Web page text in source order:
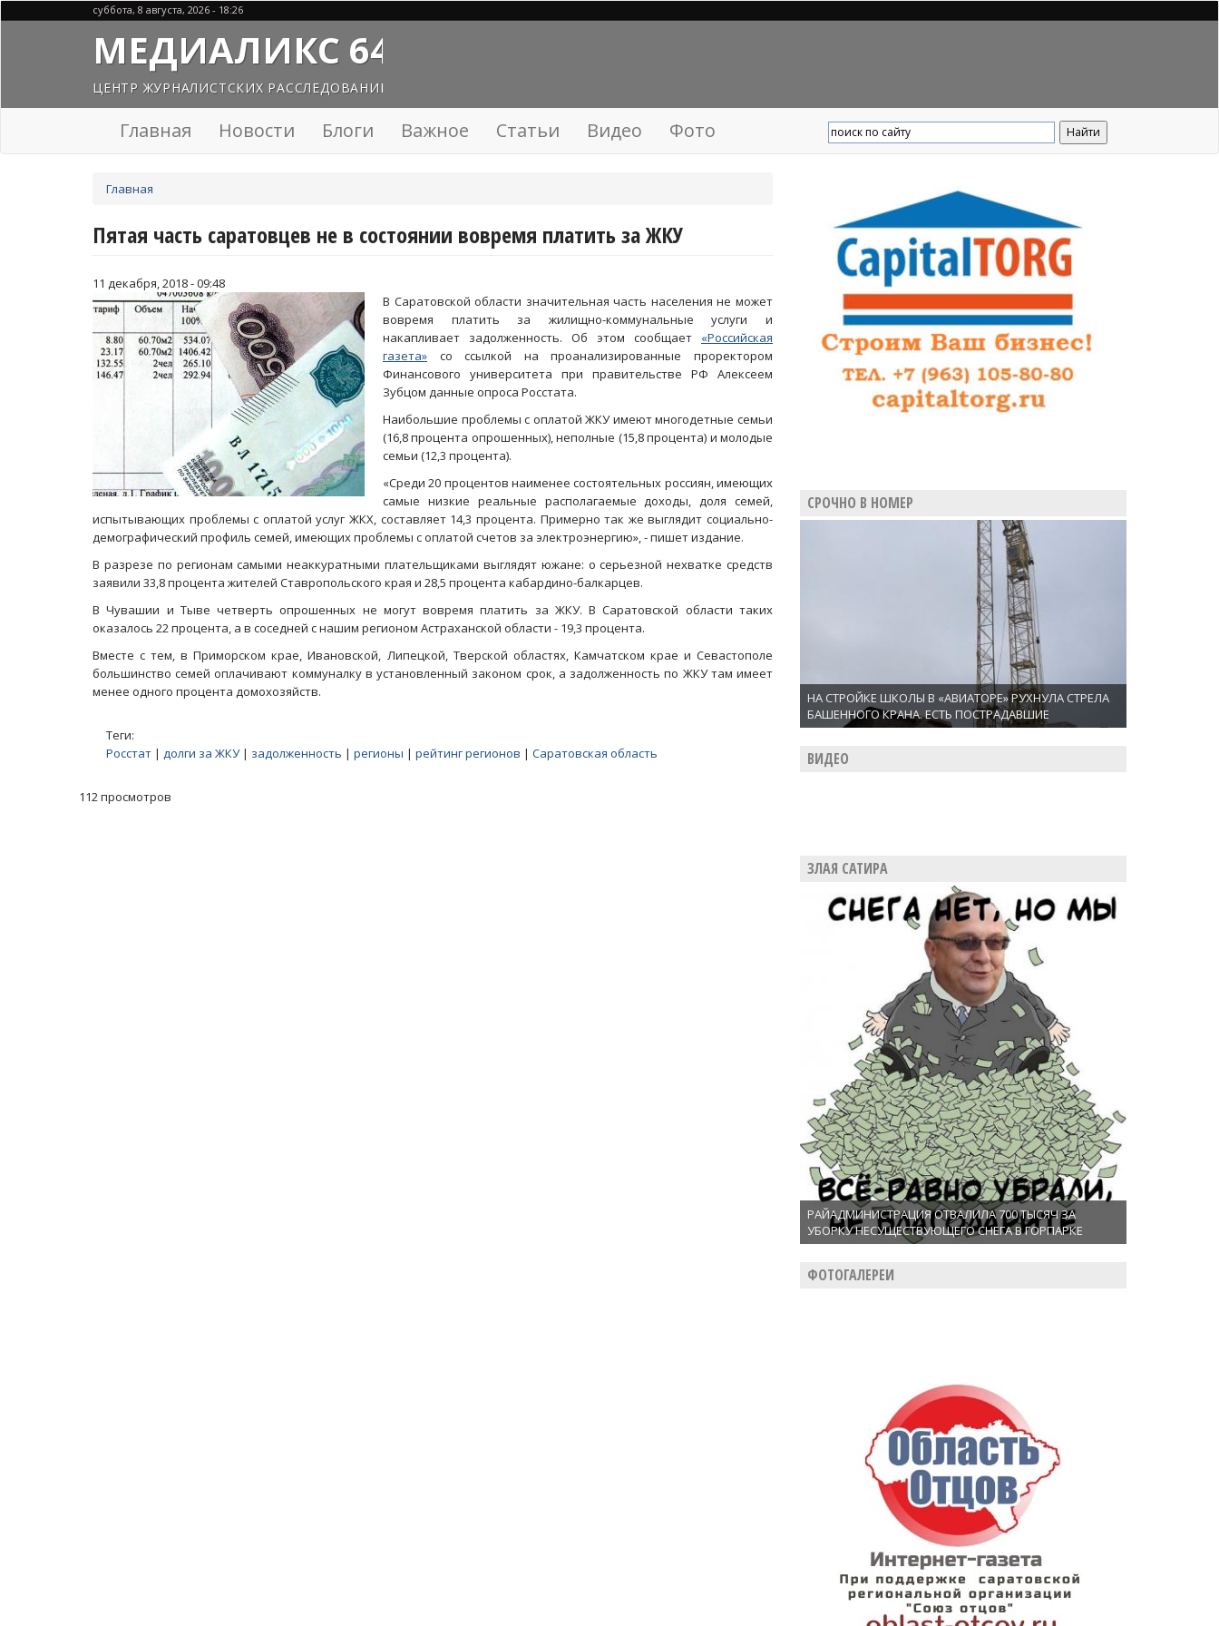
суббота, 8 августа, 2026 - 18:26
МЕДИАЛИКС 64
ЦЕНТР ЖУРНАЛИСТСКИХ РАССЛЕДОВАНИЙ
Главная Новости Блоги Важное Статьи Видео Фото
здесь
Главная
Пятая часть саратовцев не в состоянии вовремя платить за ЖКУ
11 декабря, 2018 - 09:48
В Саратовской области значительная часть населения не может
вовремя платить за жилищно-коммунальные услуги и
накапливает задолженность. Об этом сообщает «Российская
газета» со ссылкой на проанализированные проректором
Финансового университета при правительстве РФ Алексеем
Зубцом данные опроса Росстата.
Наибольшие проблемы с оплатой ЖКУ имеют многодетные семьи
(16,8 процента опрошенных), неполные (15,8 процента) и молодые
семьи (12,3 процента).
«Среди 20 процентов наименее состоятельных россиян, имеющих
самые низкие реальные располагаемые доходы, доля семей,
испытывающих проблемы с оплатой услуг ЖКХ, составляет 14,3 процента. Примерно так же выглядит социально-
демографический профиль семей, имеющих проблемы с оплатой счетов за электроэнергию», - пишет издание.
В разрезе по регионам самыми неаккуратными плательщиками выглядят южане: о серьезной нехватке средств
заявили 33,8 процента жителей Ставропольского края и 28,5 процента кабардино-балкарцев.
В Чувашии и Тыве четверть опрошенных не могут вовремя платить за ЖКУ. В Саратовской области таких
оказалось 22 процента, а в соседней с нашим регионом Астраханской области - 19,3 процента.
Вместе с тем, в Приморском крае, Ивановской, Липецкой, Тверской областях, Камчатском крае и Севастополе
большинство семей оплачивают коммуналку в установленный законом срок, а задолженность по ЖКУ там имеет
менее одного процента домохозяйств.
Теги:
Росстат | долги за ЖКУ| задолженность | регионы | рейтинг регионов | Саратовская область
112 просмотров
СРОЧНО В НОМЕР
НА СТРОЙКЕ ШКОЛЫ В «АВИАТОРЕ» РУХНУЛА СТРЕЛА
БАШЕННОГО КРАНА. ЕСТЬ ПОСТРАДАВШИЕ
ВИДЕО
ЗЛАЯ САТИРА
РАЙАДМИНИСТРАЦИЯ ОТВАЛИЛА 700 ТЫСЯЧ ЗА
УБОРКУ НЕСУЩЕСТВУЮЩЕГО СНЕГА В ГОРПАРКЕ
ФОТОГАЛЕРЕИ